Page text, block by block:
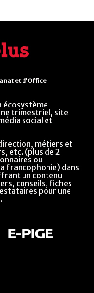
et d’Office
écosystème
trimestriel, site
social et
métiers et
etc. (plus de 2
ou
francophonie) dans
un contenu
conseils, fiches
pour une